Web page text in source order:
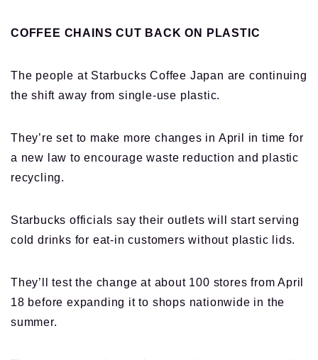
COFFEE CHAINS CUT BACK ON PLASTIC
The people at Starbucks Coffee Japan are continuing
the shift away from single-use plastic.
They’re set to make more changes in April in time for
a new law to encourage waste reduction and plastic
recycling.
Starbucks officials say their outlets will start serving
cold drinks for eat-in customers without plastic lids.
They’ll test the change at about 100 stores from April
18 before expanding it to shops nationwide in the
summer.